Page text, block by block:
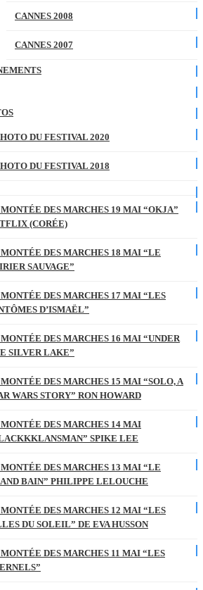
CANNES 2008
CANNES 2007
DU FESTIVAL 2020
DU FESTIVAL 2018
DES MARCHES 19 MAI “OKJA”
(CORÉE)
DES MARCHES 18 MAI “LE
SAUVAGE”
DES MARCHES 17 MAI “LES
D’ISMAËL”
DES MARCHES 16 MAI “UNDER
SILVER LAKE”
DES MARCHES 15 MAI “SOLO, A
WARS STORY” RON HOWARD
DES MARCHES 14 MAI
SPIKE LEE
DES MARCHES 13 MAI “LE
BAIN” PHILIPPE LELOUCHE
DES MARCHES 12 MAI “LES
DU SOLEIL” DE EVA HUSSON
DES MARCHES 11 MAI “LES